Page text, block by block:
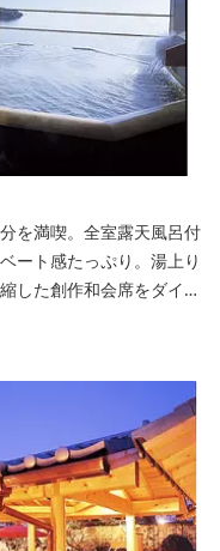
を満喫。全室露天風呂付
ート感たっぷり。湯上り
した創作和会席をダイニ